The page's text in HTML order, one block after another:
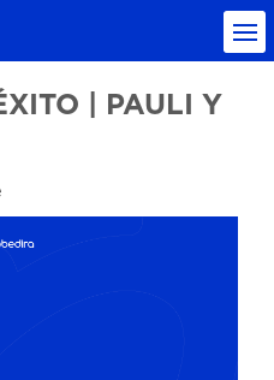
| PAULI Y